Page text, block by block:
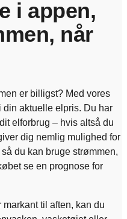
i appen,
når
er billigst? Med vores
aktuelle elpris. Du har
elforbrug – hvis altså du
dig nemlig mulighed for
du kan bruge strømmen,
se en prognose for
til aften, kan du